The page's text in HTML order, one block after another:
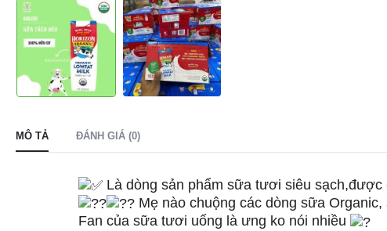
MÔ TẢ ĐÁNH GIÁ (0)
Là dòng sản phẩm sữa tươi siêu
Mẹ nào chuộng các dòng sữa
Fan của sữa tươi uống là ưng ko nói nhiều